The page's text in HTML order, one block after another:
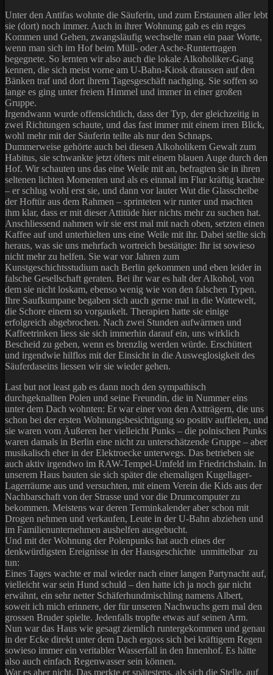
Unter den Antifas wohnte die Säuferin, und zum Erstaunen aller lebt
sie (dort) noch immer. Auch in ihrer Wohnung gab es ein reges
Kommen und Gehen, zwangsläufig wechselte man ein paar Worte,
wenn man sich im Hof beim Müll- oder Asche-Runtertragen
begegnete. So lernten wir also auch die lokale Alkoholiker-Gang
kennen, die sich meist vorne am U-Bahn-Kiosk draussen auf den
Bänken traf und dort ihrem Tagesgeschäft nachging. Sie soffen so
lange es ging unter freiem Himmel und immer in einer großen
Gruppe.
Irgendwann wurde offensichtlich, dass der Typ, der gleichzeitig in
zwei Richtungen schaute, und das fast immer mit einem irren Blick,
wohl mehr mit der Säuferin teilte als nur den Schnaps.
Dummerweise gehörte auch bei diesen Alkoholikern Gewalt zum
Habitus, sie schwankte jetzt öfters mit einem blauen Auge durch den
Hof. Wir schauten uns das eine Weile mit an, befragten sie in ihren
seltenen lichten Momenten und als es einmal im Flur kräftig krachte
– er schlug wohl erst sie, und dann vor lauter Wut die Glasscheibe
der Hoftür aus dem Rahmen – sprinteten wir runter und machten
ihm klar, dass er mit dieser Attitüde hier nichts mehr zu suchen hat.
Anschliessend nahmen wir sie erst mal mit nach oben, setzten einen
Kaffee auf und unterhielten uns eine Weile mit ihr. Dabei stellte sich
heraus, was sie uns mehrfach wortreich bestätigte: Ihr ist sowieso
nicht mehr zu helfen. Sie war vor Jahren zum
Kunstgeschichtsstudium nach Berlin gekommen und eben leider in
falsche Gesellschaft geraten. Bei ihr war es halt der Alkohol, von
dem sie nicht loskam, ebenso wenig wie von den falschen Typen.
Ihre Saufkumpane begaben sich auch gerne mal in die Wattewelt,
die Schore einem so vorgaukelt. Therapien hatte sie einige
erfolgreich abgebrochen. Nach zwei Stunden aufwärmen und
Kaffeetrinken liess sie sich immerhin darauf ein, uns wirklich
Bescheid zu geben, wenn es brenzlig werden würde. Erschüttert
und irgendwie hilflos mit der Einsicht in die Ausweglosigkeit des
Säuferdaseins liessen wir sie wieder gehen.
Last but not least gab es dann noch den sympathisch
durchgeknallten Polen und seine Freundin, die in Nummer eins
unter dem Dach wohnten: Er war einer von den Axtträgern, die uns
schon bei der ersten Wohnungsbesichtigung so positiv auffielen, und
sie waren vom Äußeren her vielleicht Punks – die polnischen Punks
waren damals in Berlin eine nicht zu unterschätzende Gruppe – aber
musikalisch eher in der Elektroecke unterwegs. Das betrieben sie
auch aktiv irgendwo im RAW-Tempel-Umfeld im Friedrichshain. In
unserem Haus bauten sie sich später die ehemaligen Kugellager-
Lagerräume aus und versuchten, mit einem Verein die Kids aus der
Nachbarschaft von der Strasse und vor die Drumcomputer zu
bekommen. Meistens war deren Terminkalender aber schon mit
Drogen nehmen und verkaufen, Leute in der U-Bahn abziehen und
im Familienunternehmen aushelfen ausgebucht.
Und mit der Wohnung der Polenpunks hat auch eines der
denkwürdigsten Ereignisse in der Hausgeschichte unmittelbar zu
tun:
Eines Tages wachte er mal wieder nach einer langen Partynacht auf,
vielleicht war sein Hund schuld – den hatte ich ja noch gar nicht
erwähnt, ein sehr netter Schäferhundmischling namens Albert,
soweit ich mich erinnere, der für unseren Nachwuchs gern mal den
grossen Bruder spielte. Jedenfalls tropfte etwas auf seinen Arm.
Nun war das Haus wie gesagt ziemlich runtergekommen und genau
in der Ecke direkt unter dem Dach ergoss sich bei kräftigem Regen
sowieso immer ein veritabler Wasserfall in den Innenhof. Es hätte
also auch einfach Regenwasser sein können.
War es aber nicht. Das merkte er spätestens, als sich die Stelle, auf